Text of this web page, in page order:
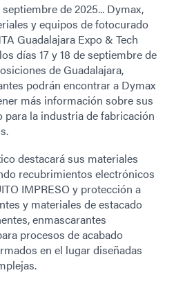
de 2025... Dymax,
y equipos de fotocurado
Guadalajara Expo & Tech
días 17 y 18 de septiembre de
de Guadalajara,
podrán encontrar a Dymax
más información sobre sus
la industria de fabricación
destacará sus materiales
recubrimientos electrónicos
IMPRESO y protección a
y materiales de estacado
enmascarantes
procesos de acabado
en el lugar diseñadas